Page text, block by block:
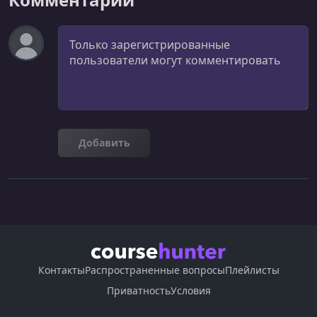
[CCP/SAA/DVA] AMI Overview
УРОК 26.
[CCP/SAA/DVA] AMI Hands On
EC2 Instance Migration using AMIs
AMI In Production
Комментарий
Добавить
КонтактыРаспространенные вопросыПлейлисты
ПриватностьУсловия